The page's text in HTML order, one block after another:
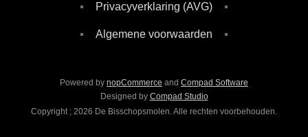
Privacyverklaring (AVG)
Algemene voorwaarden
Powered by nopCommerce and Compad Software
Designed by Compad Studio
Copyright ; 2026 De Bisschopsmolen. Alle rechten voorbehouden.